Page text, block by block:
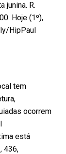
junina. R.
Hoje (1º),
HipPaul
tem
ocorrem
está
436,